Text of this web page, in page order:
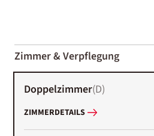
01-02
Zimmer & Verpflegung
Doppelzimmer(D)
ZIMMERDETAILS